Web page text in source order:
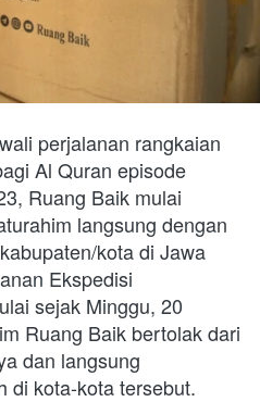
perjalanan rangkaian
Al Quran episode
Ruang Baik mulai
langsung dengan
kota di Jawa
Ekspedisi
sejak Minggu, 20
Ruang Baik bertolak dari
dan langsung
di kota-kota tersebut.